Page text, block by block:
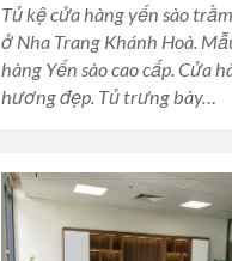
Tủ kệ cửa hàng yến sào
ở Nha Trang Khánh Hoà.
hàng Yến sào cao cấp. Cửa
hương đẹp. Tủ trưng bày…